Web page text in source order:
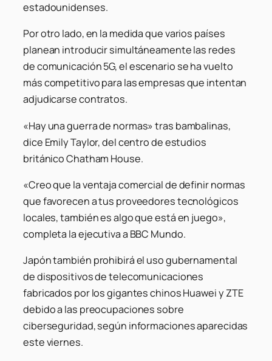
estadounidenses.
Por otro lado, en la medida que varios países
planean introducir simultáneamente las redes
de comunicación 5G, el escenario se ha vuelto
más competitivo para las empresas que intentan
adjudicarse contratos.
«Hay una guerra de normas» tras bambalinas,
dice Emily Taylor, del centro de estudios
británico Chatham House.
«Creo que la ventaja comercial de definir normas
que favorecen a tus proveedores tecnológicos
locales, también es algo que está en juego»,
completa la ejecutiva a BBC Mundo.
Japón también prohibirá el uso gubernamental
de dispositivos de telecomunicaciones
fabricados por los gigantes chinos Huawei y ZTE
debido a las preocupaciones sobre
ciberseguridad, según informaciones aparecidas
este viernes.